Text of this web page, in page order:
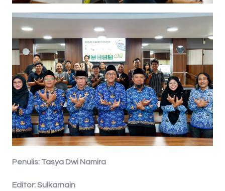
Penulis: Tasya Dwi Namira
Editor: Sulkarnain